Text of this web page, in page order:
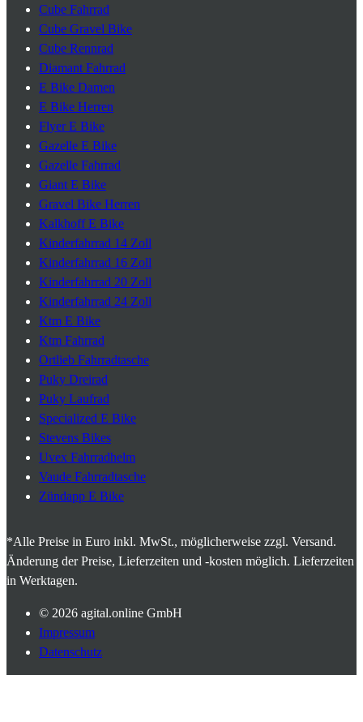
Cube Fahrrad
Cube Gravel Bike
Cube Rennrad
Diamant Fahrrad
E Bike Damen
E Bike Herren
Flyer E Bike
Gazelle E Bike
Gazelle Fahrrad
Giant E Bike
Gravel Bike Herren
Kalkhoff E Bike
Kinderfahrrad 14 Zoll
Kinderfahrrad 16 Zoll
Kinderfahrrad 20 Zoll
Kinderfahrrad 24 Zoll
Ktm E Bike
Ktm Fahrrad
Ortlieb Fahrradtasche
Puky Dreirad
Puky Laufrad
Specialized E Bike
Stevens Bikes
Uvex Fahrradhelm
Vaude Fahrradtasche
Zündapp E Bike
*Alle Preise in Euro inkl. MwSt., möglicherweise zzgl. Versand.
Änderung der Preise, Lieferzeiten und -kosten möglich. Lieferzeiten
in Werktagen.
© 2026 agital.online GmbH
Impressum
Datenschutz